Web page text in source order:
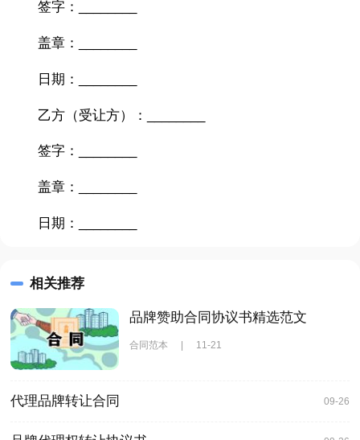
签字：________
盖章：________
日期：________
乙方（受让方）：________
签字：________
盖章：________
日期：________
相关推荐
品牌赞助合同协议书精选范文
合同范本 11-21
代理品牌转让合同 09-26